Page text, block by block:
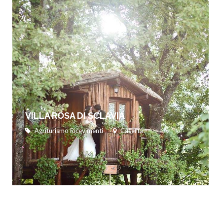
VILLA ROSA DI SCLAVIA
Agriturismo Ricevimenti Caserta